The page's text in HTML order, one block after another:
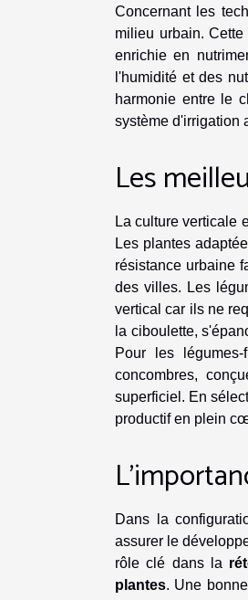
Concernant les
milieu urbain.
enrichie en
l'humidité et des
harmonie entre le
système d'irrigation
Les
La culture verticale
Les plantes
résistance urbaine
des villes. Les
vertical car ils ne
la ciboulette,
Pour les
concombres,
superficiel. En
productif en plein
Dans la
assurer le
rôle clé dans la
plantes. Une